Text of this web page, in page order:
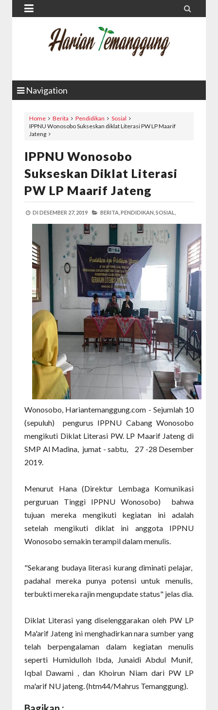
 
Navigation
Home Berita Pendidikan
Sosial
IPPNU Wonosobo Sukseskan diklat Literasi PW LP Maarif
Jateng
IPPNU Wonosobo
Sukseskan Diklat Literasi
PW LP Maarif Jateng
DI DESEMBER 27, 2019 BERITA, PENDIDIKAN, SOSIAL,
Wonosobo, Hariantemanggung.com - Sejumlah 10
(sepuluh) pengurus IPPNU Cabang Wonosobo
mengikuti Diklat Literasi PW. LP Maarif Jateng di
SMP Al Madina, jumat - sabtu, 27 -28 Desember
2019.
Menurut Hana (Direktur Lembaga Komunikasi
perguruan Tinggi IPPNU Wonosobo) bahwa
tujuan mereka mengikuti kegiatan ini adalah
setelah mengikuti diklat ini anggota IPPNU
Wonosobo semakin terampil dalam menulis.
"Sekarang budaya literasi kurang diminati pelajar,
padahal mereka punya potensi untuk menulis,
terbukti mereka rajin mengupdate status" jelas dia.
Diklat Literasi yang diselenggarakan oleh PW LP
Ma'arif Jateng ini menghadirkan nara sumber yang
telah berpengalaman dalam kegiatan menulis
seperti Humidulloh Ibda, Junaidi Abdul Munif,
Iqbal Dawami , dan Khoirun Niam dari PW LP
ma'arif NU jateng. (htm44/Mahrus Temanggung).